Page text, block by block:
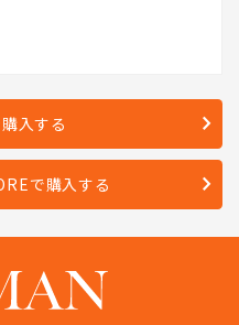
入する
で購入する